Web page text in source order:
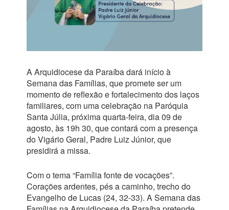
A Arquidiocese da Paraíba dará início à
Semana das Famílias, que promete ser um
momento de reflexão e fortalecimento dos laços
familiares, com uma celebração na Paróquia
Santa Júlia, próxima quarta-feira, dia 09 de
agosto, às 19h 30, que contará com a presença
do Vigário Geral, Padre Luiz Júnior, que
presidirá a missa.
Com o tema “Família fonte de vocações”.
Corações ardentes, pés a caminho, trecho do
Evangelho de Lucas (24, 32-33). A Semana das